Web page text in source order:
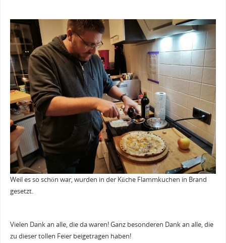
Weil es so schön war, wurden in der Küche Flammkuchen in Brand
gesetzt.
Vielen Dank an alle, die da waren! Ganz besonderen Dank an alle, die
zu dieser tollen Feier beigetragen haben!